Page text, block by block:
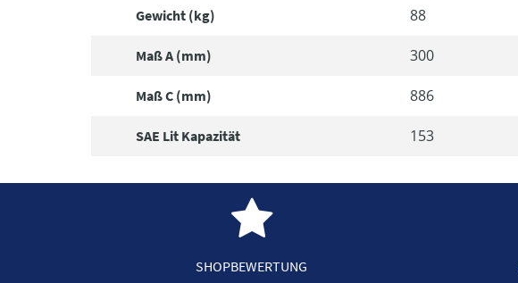
Gewicht (kg) 88
Maß A (mm) 300
Maß C (mm) 886
SAE Lit Kapazität 153
SHOPBEWERTUNG